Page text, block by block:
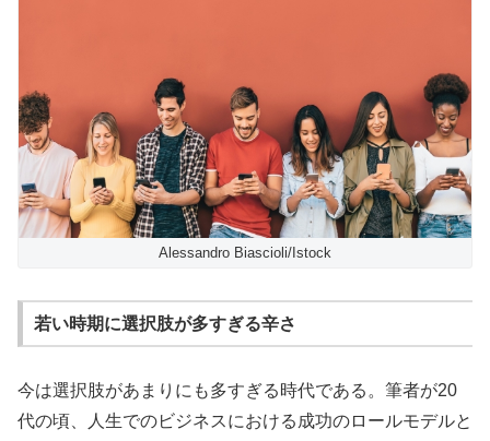
Alessandro Biascioli/Istock
若い時期に選択肢が多すぎる辛さ
今は選択肢があまりにも多すぎる時代である。筆者が20
代の頃、人生でのビジネスにおける成功のロールモデルと